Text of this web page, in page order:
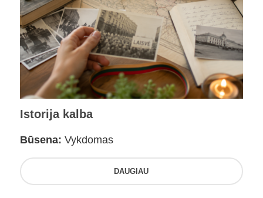
Istorija kalba
Būsena: Vykdomas
DAUGIAU